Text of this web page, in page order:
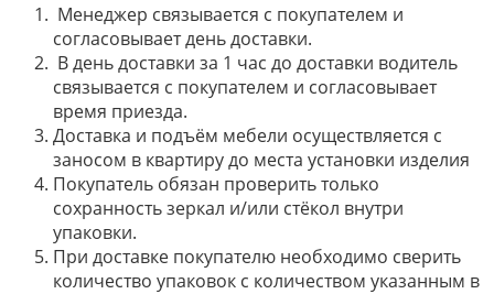
Менеджер связывается с покупателем и
согласовывает день доставки.
В день доставки за 1 час до доставки водитель
связывается с покупателем и согласовывает
время приезда.
Доставка и подъём мебели осуществляется с
заносом в квартиру до места установки изделия
Покупатель обязан проверить только
сохранность зеркал и/или стёкол внутри
упаковки.
При доставке покупателю необходимо сверить
количество упаковок с количеством указанным в